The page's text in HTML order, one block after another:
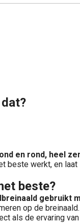
en rond, heel
werkt, en
beste?
gebruikt
op de breinaald.
als de ervaring